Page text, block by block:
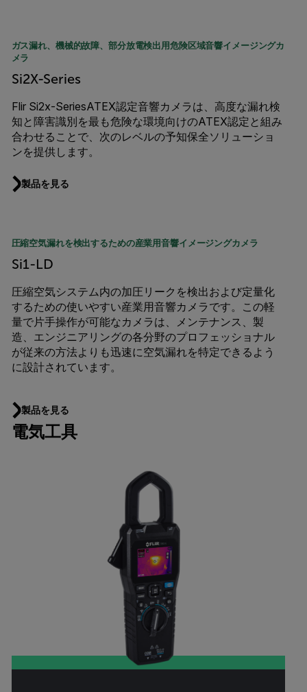
ガス漏れ、機械的故障、部分放電検出用危険区域音響イメージングカ
メラ
Si2X-Series
Flir Si2x-SeriesATEX認定音響カメラは、高度な漏れ検
知と障害識別を最も危険な環境向けのATEX認定と組み
合わせることで、次のレベルの予知保全ソリューショ
ンを提供します。
製品を見る
圧縮空気漏れを検出するための産業用音響イメージングカメラ
Si1-LD
圧縮空気システム内の加圧リークを検出および定量化
するための使いやすい産業用音響カメラです。この軽
量で片手操作が可能なカメラは、メンテナンス、製
造、エンジニアリングの各分野のプロフェッショナル
が従来の方法よりも迅速に空気漏れを特定できるよう
に設計されています。
製品を見る
電気工具